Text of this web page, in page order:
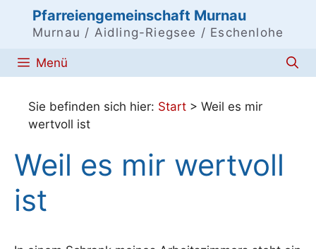
Pfarreiengemeinschaft Murnau
Murnau / Aidling-Riegsee / Eschenlohe
Menü
Sie befinden sich hier: Start > Weil es mir
wertvoll ist
Weil es mir wertvoll
ist